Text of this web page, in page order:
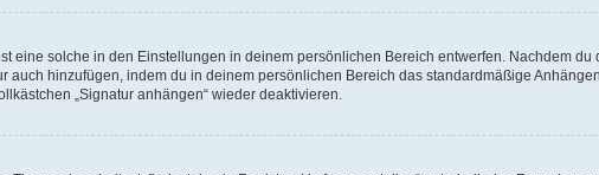
eine solche in den Einstellungen in deinem persönlichen Bereich entwerfen. Nachdem
auch hinzufügen, indem du in deinem persönlichen Bereich das standardmäßige
„Signatur anhängen“ wieder deaktivieren.